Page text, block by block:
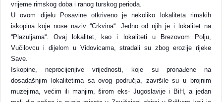
vrijeme rimskog doba i ranog turskog perioda.
U ovom dijelu Posavine otkriveno je nekoliko lokaliteta rimskih
iskopina koje nose naziv “Crkvina“. Jedno od njih je i lokalitet na
“Plazuljama“. Ovaj lokalitet, kao i lokaliteti u Brezovom Polju,
Vučilovcu i dijelom u Vidovicama, stradali su zbog erozije rijeke
Save.
Iskopine, neprocijenjive vrijednosti, koje su pronađene na
dosadašnjim lokalitetima sa ovog područja, završile su u brojnim
muzejima, većim ili manjim, širom eks- Jugoslavije i BiH, a jedan